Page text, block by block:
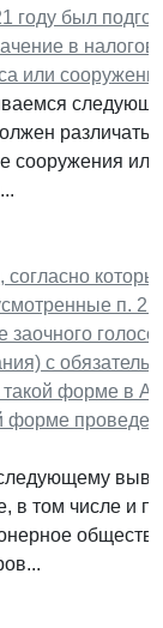
году был
в
или
сооружения
п. 2
с
форме в
форме
в том числе и